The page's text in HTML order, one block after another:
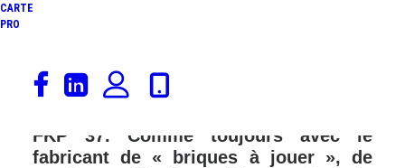
CARTE
PRO
Voici un jouet qui devrait faire rêver
petits et grands car, la gamme LEGO
FKP 37. Comme toujours avec le
fabricant de « briques à jouer », de